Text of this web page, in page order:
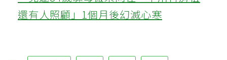
還有人照顧」1個月後幻滅心寒